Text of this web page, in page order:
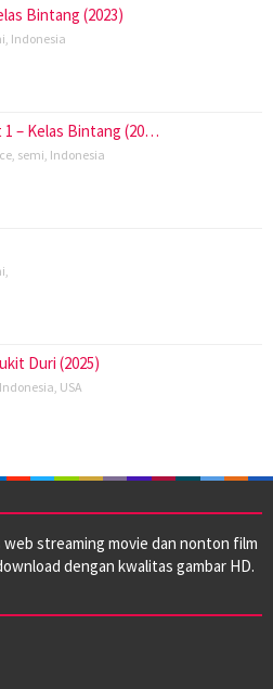
Bintang (2023)
Indonesia
1 – Kelas Bintang (20…
semi Indonesia
Duri (2025)
Indonesia USA
web streaming movie dan nonton film
dengan kwalitas gambar HD.